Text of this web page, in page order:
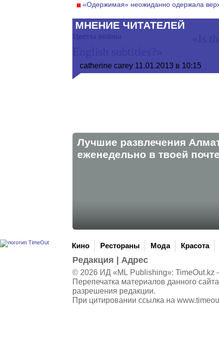
«Одержимая» неожиданно одержала
МНЕНИЕ ЧИТАТЕЛЕЙ
catherine carey 11.01.2013 в 10:15
Лучшие развлечения
eженедельно в твоей
Кино Рестораны Мода Красота
Редакция Адрес
© 2026 ИД «ML Publishing»: TimeOut.kz
Перепечатка материалов данного
разрешения редакции.
При цитировании ссылка на